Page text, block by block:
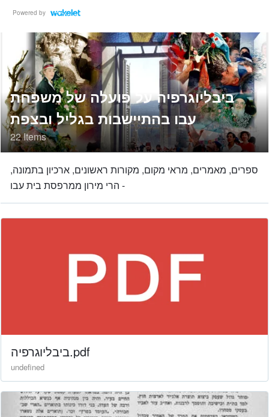
Powered by
ביבליוגרפיה על פועלה של משפחת
עבו בהתיישבות בגליל ובצפת
22 Items
,ספרים, מאמרים, מראי מקום, מקורות ראשונים, ארכיון בתמונה
- הרי מירון ממרפסת בית עבו
ביבליוגרפיה.pdf
undefined